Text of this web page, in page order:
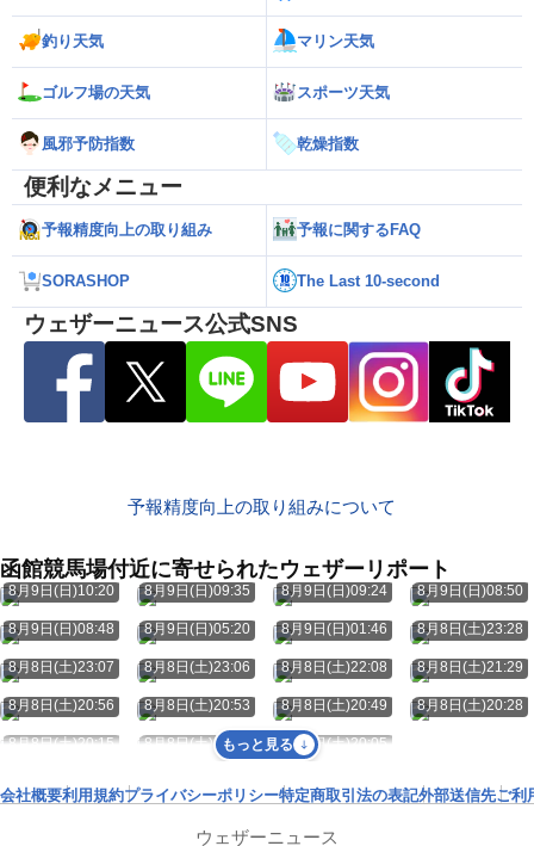
釣り天気 マリン天気
ゴルフ場の天気 スポーツ天気
風邪予防指数 乾燥指数
便利なメニュー
予報精度向上の取り組み 予報に関するFAQ
SORASHOP The Last 10-second
ウェザーニュース公式SNS
予報精度向上の取り組みについて
函館競馬場付近に寄せられたウェザーリポート
8月9日(日)10:20 8月9日(日)09:35 8月9日(日)09:24 8月9日(日)08:50
8月9日(日)08:48 8月9日(日)05:20 8月9日(日)01:46 8月8日(土)23:28
8月8日(土)23:07 8月8日(土)23:06 8月8日(土)22:08 8月8日(土)21:29
8月8日(土)20:56 8月8日(土)20:53 8月8日(土)20:49 8月8日(土)20:28
8月8日(土)20:15 8月8日(土)20:07 8月8日(土)20:05
もっと見る
会社概要利用規約プライバシーポリシー特定商取引法の表記外部送信先ご利
ウェザーニュース